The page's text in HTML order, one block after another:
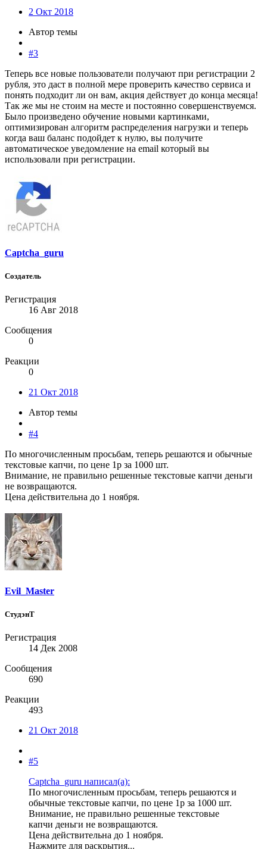
2 Окт 2018
Автор темы
#3
Теперь все новые пользователи получают при регистрации 2
рубля, это даст в полной мере проверить качество сервиса и
понять подходит ли он вам, акция действует до конца месяца!
Так же мы не стоим на месте и постоянно совершенствуемся.
Было произведено обучение новыми картинками,
оптимизирован алгоритм распределения нагрузки и теперь
когда ваш баланс подойдет к нулю, вы получите
автоматическое уведомление на email который вы
использовали при регистрации.
Captcha_guru
Создатель
Регистрация
16 Авг 2018
Сообщения
0
Реакции
0
21 Окт 2018
Автор темы
#4
По многочисленным просьбам, теперь решаются и обычные
текстовые капчи, по цене 1р за 1000 шт.
Внимание, не правильно решенные текстовые капчи деньги
не возвращаются.
Цена действительна до 1 ноября.
Evil_Master
СтудэнТ
Регистрация
14 Дек 2008
Сообщения
690
Реакции
493
21 Окт 2018
#5
Captcha_guru написал(а):
По многочисленным просьбам, теперь решаются и
обычные текстовые капчи, по цене 1р за 1000 шт.
Внимание, не правильно решенные текстовые
капчи деньги не возвращаются.
Цена действительна до 1 ноября.
Нажмите для раскрытия...